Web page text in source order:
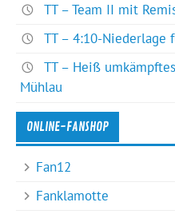
TT – Team II mit
TT – 4:10-Niederlage
TT – Heiß
Mühlau
ONLINE-FANSHOP
Fan12
Fanklamotte